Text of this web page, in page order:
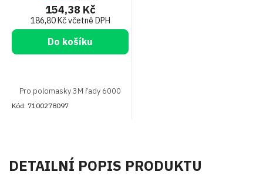
186,80 Kč včetně DPH
154,38 Kč
Do košíku
Pro polomasky 3M řady 6000
Kód: 7100278097
DETAILNÍ POPIS PRODUKTU